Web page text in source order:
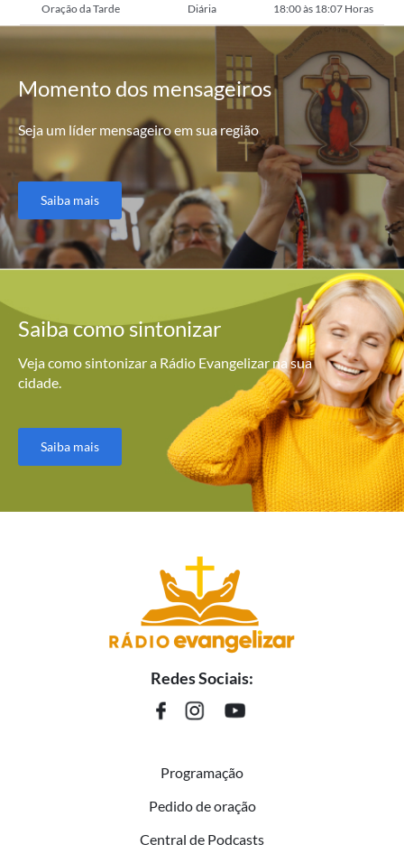
Oração da Tarde Diária 18:00 às 18:07 Horas
Momentodos mensageiros
Seja um líder mensageiro em sua região
Saiba mais
Saiba comosintonizar
Veja como sintonizar a Rádio Evangelizar na sua
cidade.
Saiba mais
Redes Sociais:
Programação
Pedido de oração
Central de Podcasts